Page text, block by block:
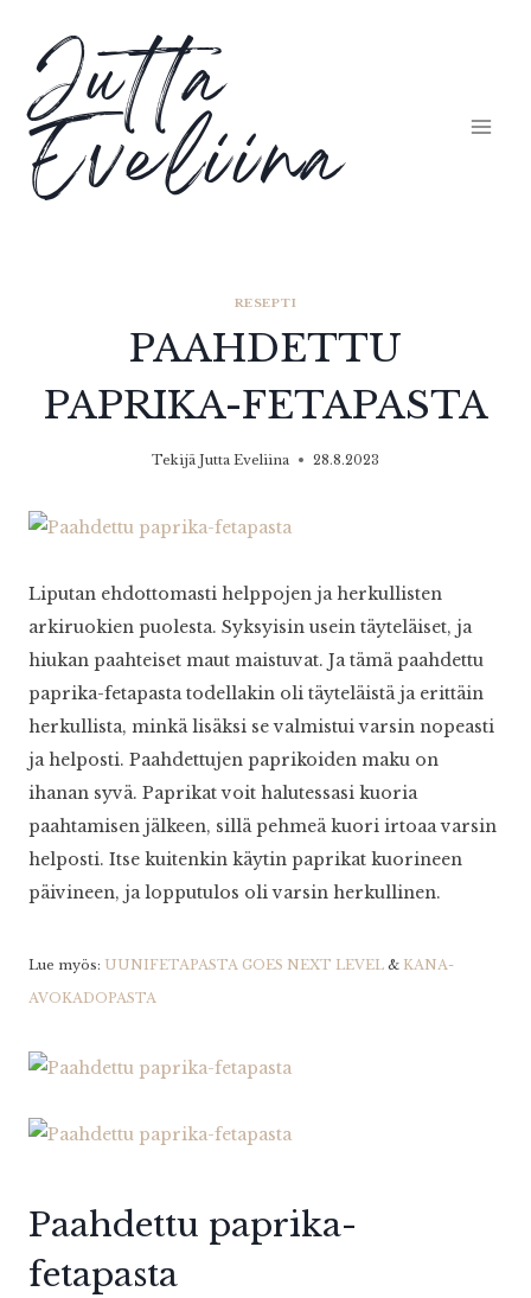
sisältöön
Jutta
Eveliina
RESEPTI
PAAHDETTU
PAPRIKA-FETAPASTA
Tekijä Jutta Eveliina 28.8.2023
Liputan ehdottomasti helppojen ja herkullisten
arkiruokien puolesta. Syksyisin usein täyteläiset, ja
hiukan paahteiset maut maistuvat. Ja tämä paahdettu
paprika-fetapasta todellakin oli täyteläistä ja erittäin
herkullista, minkä lisäksi se valmistui varsin nopeasti
ja helposti. Paahdettujen paprikoiden maku on
ihanan syvä. Paprikat voit halutessasi kuoria
paahtamisen jälkeen, sillä pehmeä kuori irtoaa varsin
helposti. Itse kuitenkin käytin paprikat kuorineen
päivineen, ja lopputulos oli varsin herkullinen.
Lue myös: UUNIFETAPASTA GOES NEXT LEVEL & KANA-
AVOKADOPASTA
Paahdettu paprika-
fetapasta